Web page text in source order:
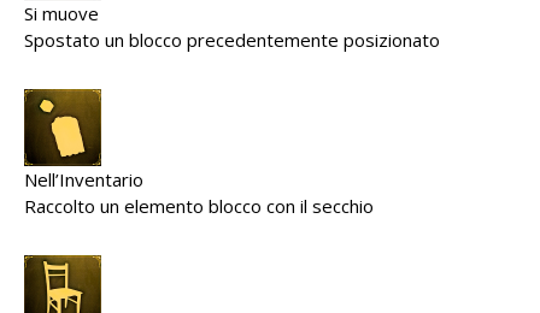
Si muove
Spostato un blocco precedentemente posizionato
Nell’Inventario
Raccolto un elemento blocco con il secchio